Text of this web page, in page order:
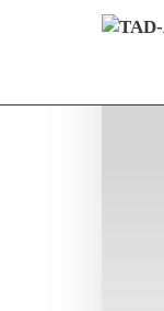
Menü überspringen